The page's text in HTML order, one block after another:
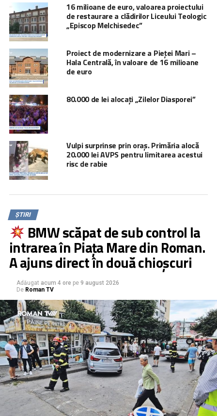
16 milioane de euro, valoarea proiectului
de restaurare a clădirilor Liceului Teologic
„Episcop Melchisedec”
Proiect de modernizare a Pieței Mari –
Hala Centrală, în valoare de 16 milioane
de euro
80.000 de lei alocați „Zilelor Diasporei”
Vulpi surprinse prin oraș. Primăria alocă
20.000 lei AVPS pentru limitarea acestui
risc de rabie
ȘTIRI
BMW scăpat de sub control la
intrarea în Piața Mare din Roman.
A ajuns direct în două chioșcuri
Adăugat acum 4 ore pe 9 august 2026
De Roman TV